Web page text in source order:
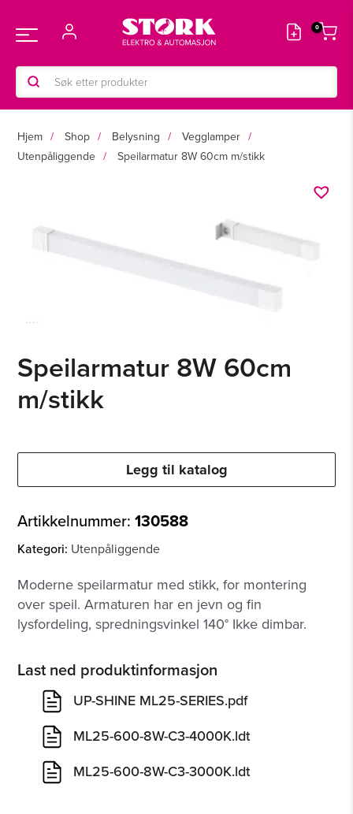
rett
innholdet
Main
Menu
Products
search
Hjem Shop Belysning
Vegglamper
Utenpåliggende
Speilarmatur 8W 60cm m/stikk
Speilarmatur 8W 60cm
m/stikk
Legg til katalog
Artikkelnummer:130588
Kategori: Utenpåliggende
Moderne speilarmatur med stikk, for montering
over speil. Armaturen har en jevn og fin
lysfordeling, spredningsvinkel 140° Ikke dimbar.
Last ned produktinformasjon
UP-SHINE ML25-SERIES.pdf
ML25-600-8W-C3-4000K.ldt
ML25-600-8W-C3-3000K.ldt